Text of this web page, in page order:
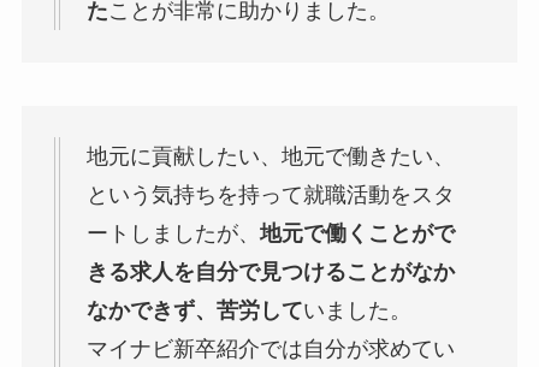
たことが非常に助かりました。
地元に貢献したい、地元で働きたい、
という気持ちを持って就職活動をスタ
ートしましたが、地元で働くことがで
きる求人を自分で見つけることがなか
なかできず、苦労していました。
マイナビ新卒紹介では自分が求めてい